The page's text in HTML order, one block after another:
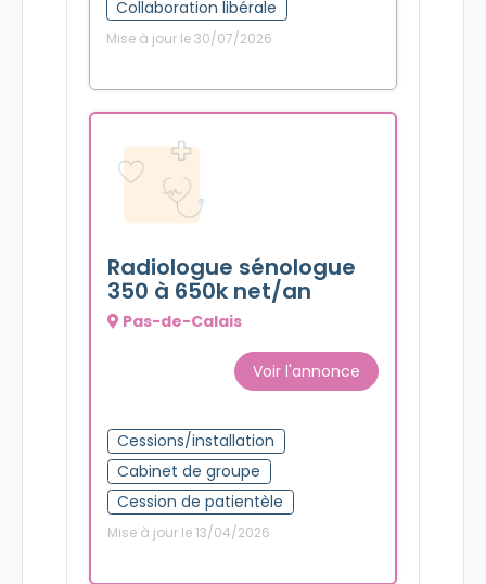
Collaboration libérale
Mise à jour le 30/07/2026
Radiologue sénologue
350 à 650k net/an
Pas-de-Calais
Voir l'annonce
Cessions/installation
Cabinet de groupe
Cession de patientèle
Mise à jour le 13/04/2026